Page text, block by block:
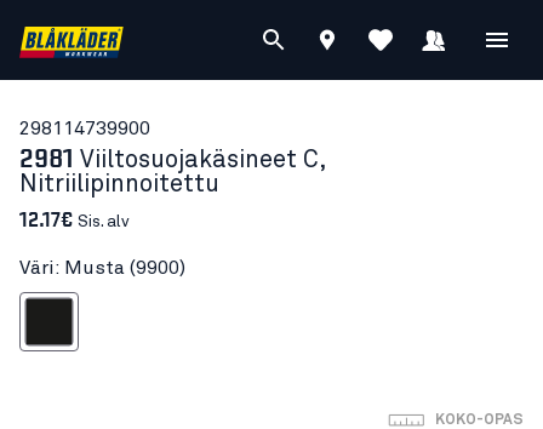
298114739900
2981 Viiltosuojakäsineet C,
Nitriilipinnoitettu
12.17€ Sis. alv
Väri: Musta (9900)
KOKO-OPAS